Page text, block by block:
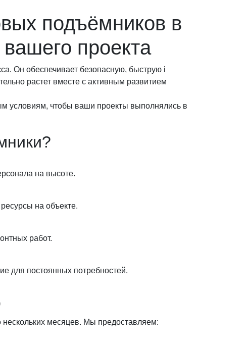
подъёмников в
проекта
Он обеспечивает безопасную, быструю і
растет вместе с активным развитием
условиям, чтобы ваши проекты выполнялись в
на высоте.
на объекте.
работ.
для постоянных потребностей.
месяцев. Мы предоставляем: